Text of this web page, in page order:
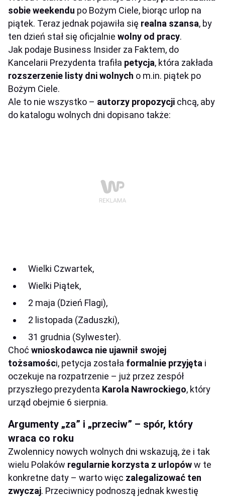
sobie weekendu po Bożym Ciele, biorąc urlop na
piątek. Teraz jednak pojawiła się realna szansa, by
ten dzień stał się oficjalnie wolny od pracy.
Jak podaje Business Insider za Faktem, do
Kancelarii Prezydenta trafiła petycja, która zakłada
rozszerzenie listy dni wolnych o m.in. piątek po
Bożym Ciele.
Ale to nie wszystko – autorzy propozycji chcą, aby
do katalogu wolnych dni dopisano także:
Wielki Czwartek,
Wielki Piątek,
2 maja (Dzień Flagi),
2 listopada (Zaduszki),
31 grudnia (Sylwester).
Choć wnioskodawca nie ujawnił swojej
tożsamości, petycja została formalnie przyjęta i
oczekuje na rozpatrzenie – już przez zespół
przyszłego prezydenta Karola Nawrockiego, który
urząd obejmie 6 sierpnia.
Argumenty „za” i „przeciw” – spór, który
wraca co roku
Zwolennicy nowych wolnych dni wskazują, że i tak
wielu Polaków regularnie korzysta z urlopóww te
konkretne daty – warto więc zalegalizować ten
zwyczaj. Przeciwnicy podnoszą jednak kwestię